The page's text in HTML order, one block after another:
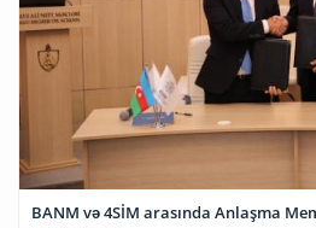
BANM və 4SİM arasında Anlaşma